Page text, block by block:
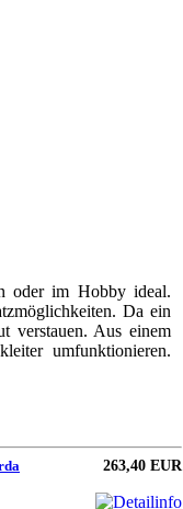
oder im Hobby ideal.
Da ein
verstauen. Aus einem
umfunktionieren.
263,40 EUR